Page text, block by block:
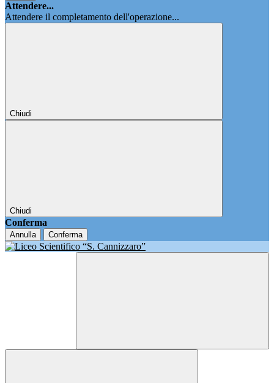
Attendere...
Attendere il completamento dell'operazione...
Chiudi
Chiudi
Conferma
Annulla Conferma